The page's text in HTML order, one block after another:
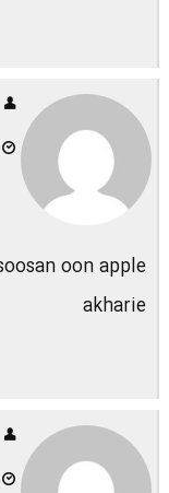
oon apple
akharie